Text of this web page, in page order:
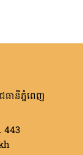
ធានីភ្នំពេញ
443